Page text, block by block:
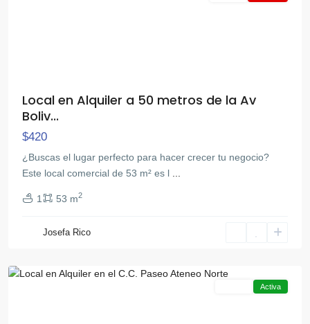
Local en Alquiler a 50 metros de la Av
Boliv...
$420
¿Buscas el lugar perfecto para hacer crecer tu negocio?
Este local comercial de 53 m² es l
1 53 m2
Josefa Rico
Av
Norte,
Activa